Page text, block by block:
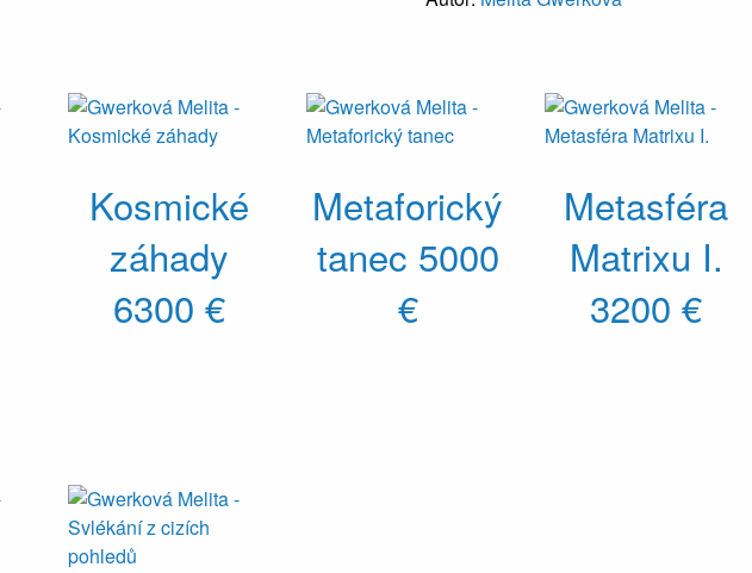
Kosmické
záhady
6300 €
Metaforický
tanec 5000
€
Metasféra
Matrixu I.
3200 €